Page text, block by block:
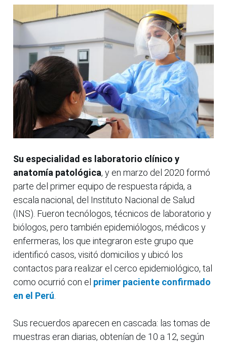
Su especialidad es laboratorio clínico y
anatomía patológica, y en marzo del 2020 formó
parte del primer equipo de respuesta rápida, a
escala nacional, del Instituto Nacional de Salud
(INS). Fueron tecnólogos, técnicos de laboratorio y
biólogos, pero también epidemiólogos, médicos y
enfermeras, los que integraron este grupo que
identificó casos, visitó domicilios y ubicó los
contactos para realizar el cerco epidemiológico, tal
como ocurrió con el primer paciente confirmado
en el Perú
Sus recuerdos aparecen en cascada: las tomas de
muestras eran diarias, obtenían de 10 a 12, según